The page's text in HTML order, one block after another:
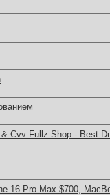
Cvv Fullz Shop - Best
16 Pro Max $700,